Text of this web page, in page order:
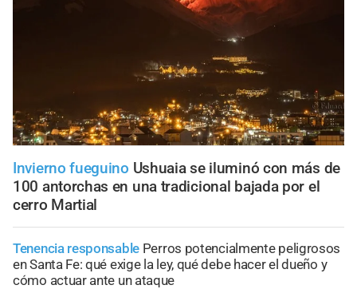
Invierno fueguino Ushuaia se iluminó con más de
100 antorchas en una tradicional bajada por el
cerro Martial
Tenencia responsable Perros potencialmente peligrosos
en Santa Fe: qué exige la ley, qué debe hacer el dueño y
cómo actuar ante un ataque